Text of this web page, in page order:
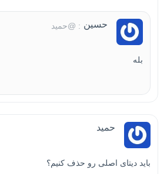
حسین : @حمید
بله
حمید
باید دیتای اصلی رو حذف کنیم؟